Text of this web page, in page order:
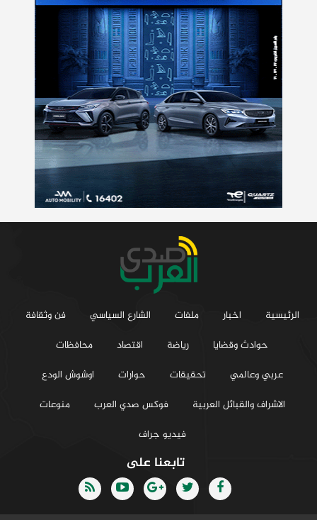
الرئيسية اخبار ملفات الشارع السياسي
فن وثقافة
حوادث وقضايا
رياضة اقتصاد
محافظات
عربي وعالمي
تحقيقات حوارات
اوشوش الودع
الاشراف والقبائل العربية
فوكس صدي العرب
منوعات
فيديو جراف
تابعنا على